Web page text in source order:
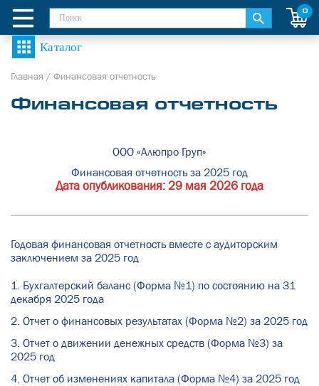
0
Главная / Финансовая отчетность
Финансовая отчетность
ООО «Алюпро Груп»
Финансовая отчетность за 2025 год
Дата опубликования:29 мая 2026 года
Годовая финансовая отчетность вместе с аудиторским
заключением за 2025 год
1. Бухгалтерский баланс (Форма №1) по состоянию на 31
декабря 2025 года
2. Отчет о финансовых результатах (Форма №2) за 2025 год
3. Отчет о движении денежных средств (Форма №3) за
2025 год
4. Отчет об изменениях капитала (Форма №4) за 2025 год